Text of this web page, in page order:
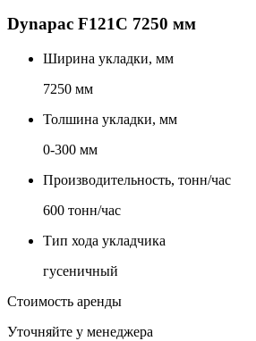
Dynapac F121C 7250 мм
Ширина укладки, мм
7250 мм
Толшина укладки, мм
0-300 мм
Производительность, тонн/час
600 тонн/час
Тип хода укладчика
гусеничный
Стоимость аренды
Уточняйте у менеджера